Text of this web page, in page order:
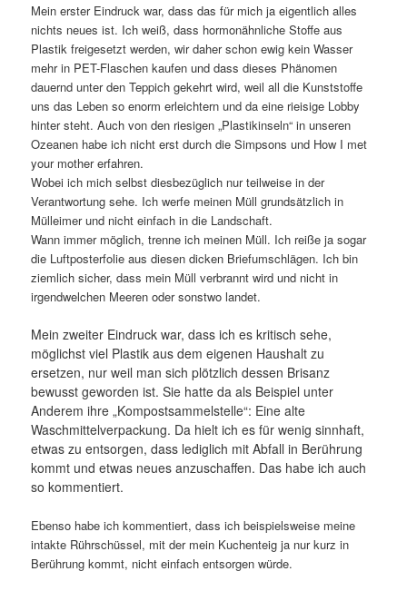
Mein erster Eindruck war, dass das für mich ja eigentlich alles
nichts neues ist. Ich weiß, dass hormonähnliche Stoffe aus
Plastik freigesetzt werden, wir daher schon ewig kein Wasser
mehr in PET-Flaschen kaufen und dass dieses Phänomen
dauernd unter den Teppich gekehrt wird, weil all die Kunststoffe
uns das Leben so enorm erleichtern und da eine rieisige Lobby
hinter steht. Auch von den riesigen „Plastikinseln“ in unseren
Ozeanen habe ich nicht erst durch die Simpsons und How I met
your mother erfahren.
Wobei ich mich selbst diesbezüglich nur teilweise in der
Verantwortung sehe. Ich werfe meinen Müll grundsätzlich in
Mülleimer und nicht einfach in die Landschaft.
Wann immer möglich, trenne ich meinen Müll. Ich reiße ja sogar
die Luftposterfolie aus diesen dicken Briefumschlägen. Ich bin
ziemlich sicher, dass mein Müll verbrannt wird und nicht in
irgendwelchen Meeren oder sonstwo landet.
Mein zweiter Eindruck war, dass ich es kritisch sehe,
möglichst viel Plastik aus dem eigenen Haushalt zu
ersetzen, nur weil man sich plötzlich dessen Brisanz
bewusst geworden ist. Sie hatte da als Beispiel unter
Anderem ihre „Kompostsammelstelle“: Eine alte
Waschmittelverpackung. Da hielt ich es für wenig sinnhaft,
etwas zu entsorgen, dass lediglich mit Abfall in Berührung
kommt und etwas neues anzuschaffen. Das habe ich auch
so kommentiert.
Ebenso habe ich kommentiert, dass ich beispielsweise meine
intakte Rührschüssel, mit der mein Kuchenteig ja nur kurz in
Berührung kommt, nicht einfach entsorgen würde.